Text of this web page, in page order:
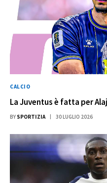
CALCIO
La Juventus è fatta per
BY SPORTIZIA 30 LUGLIO 2026